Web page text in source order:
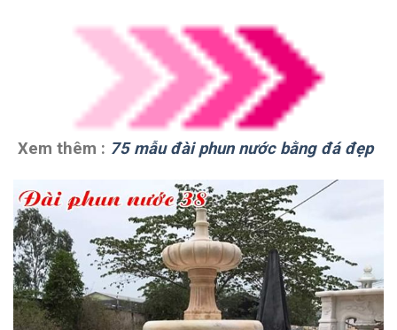
Xem thêm : 75 mẫu đài phun nước bằng đá đẹp